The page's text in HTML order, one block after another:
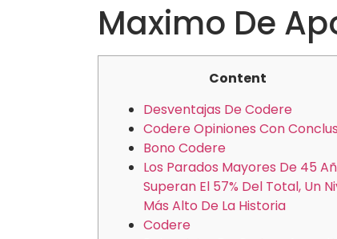
Maximo De
Content
Desventajas De Codere
Codere Opiniones Con
Bono Codere
Los Parados Mayores De 45
Superan El 57% Del Total, Un
Más Alto De La Historia
Codere